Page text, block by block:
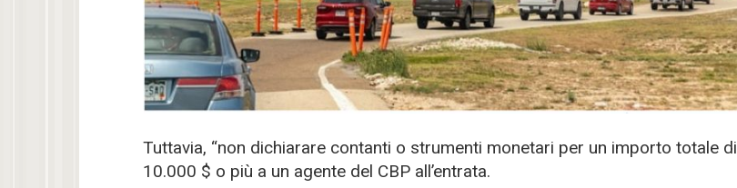
Tuttavia, “non dichiarare contanti o strumenti monetari per un importo totale di
10.000 $ o più a un agente del CBP all’entrata.